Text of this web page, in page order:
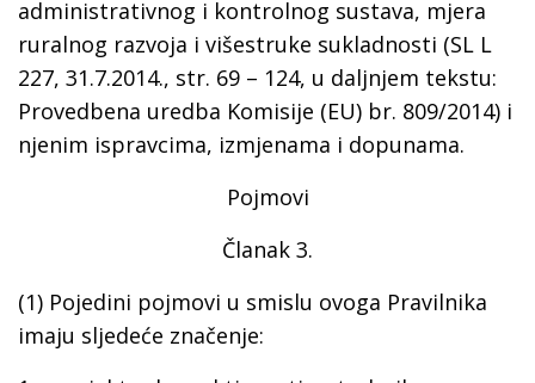
administrativnog i kontrolnog sustava, mjera
ruralnog razvoja i višestruke sukladnosti (SL L
227, 31.7.2014., str. 69 – 124, u daljnjem tekstu:
Provedbena uredba Komisije (EU) br. 809/2014) i
njenim ispravcima, izmjenama i dopunama.
Pojmovi
Članak 3.
(1) Pojedini pojmovi u smislu ovoga Pravilnika
imaju sljedeće značenje: